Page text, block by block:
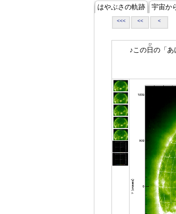
はやぶさの軌跡 宇宙か
<<< << <
♪この日
ひ
の「あ